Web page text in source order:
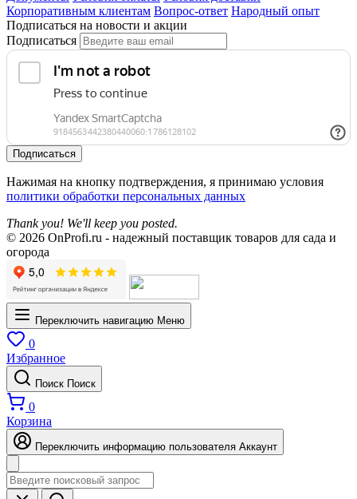
Корпоративным клиентам Вопрос-ответ Народный опыт
Подписаться на новости и акции
Подписаться
Подписаться
Нажимая на кнопку подтверждения, я принимаю условия
политики обработки персональных данных
Thank you! We'll keep you posted.
© 2026 OnProfi.ru - надежный поставщик товаров для сада и
огорода
Переключить навигацию Меню
0
Избранное
Поиск Поиск
0
Корзина
Переключить информацию пользователя Аккаунт